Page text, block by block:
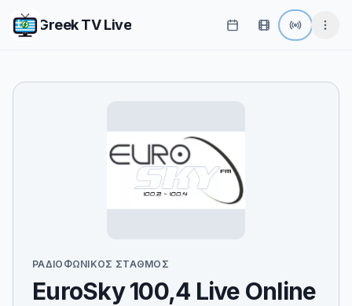
Greek TV Live
ΡΑΔΙΟΦΩΝΙΚΌΣ ΣΤΑΘΜΌΣ
EuroSky 100,4 Live Online